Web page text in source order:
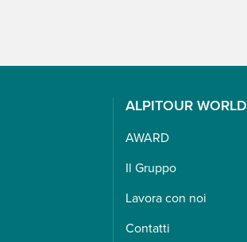
ALPITOUR WORLD
AWARD
Il Gruppo
Lavora con noi
Contatti